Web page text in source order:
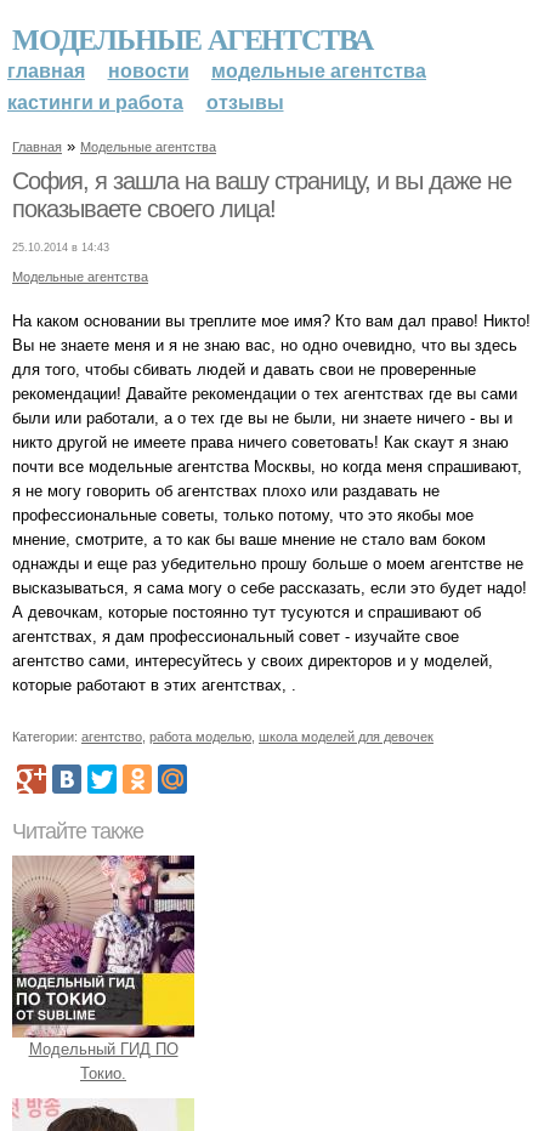
МОДЕЛЬНЫЕ АГЕНТСТВА
главная новости
модельные агентства
кастинги и работа
отзывы
Главная » Модельные агентства
София, я зашла на вашу страницу, и вы даже не
показываете своего лица!
25.10.2014 в 14:43
Модельные агентства
На каком основании вы треплите мое имя? Кто вам дал право! Никто!
Вы не знаете меня и я не знаю вас, но одно очевидно, что вы здесь
для того, чтобы сбивать людей и давать свои не проверенные
рекомендации! Давайте рекомендации о тех агентствах где вы сами
были или работали, а о тех где вы не были, ни знаете ничего - вы и
никто другой не имеете права ничего советовать! Как скаут я знаю
почти все модельные агентства Москвы, но когда меня спрашивают,
я не могу говорить об агентствах плохо или раздавать не
профессиональные советы, только потому, что это якобы мое
мнение, смотрите, а то как бы ваше мнение не стало вам боком
однажды и еще раз убедительно прошу больше о моем агентстве не
высказываться, я сама могу о себе рассказать, если это будет надо!
А девочкам, которые постоянно тут тусуются и спрашивают об
агентствах, я дам профессиональный совет - изучайте свое
агентство сами, интересуйтесь у своих директоров и у моделей,
которые работают в этих агентствах, .
Категории: агентство работа моделью школа моделей для девочек
Читайте также
Модельный ГИД ПО
Токио.